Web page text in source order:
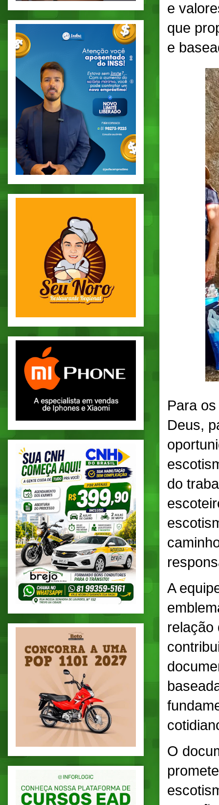
e
que
e
Para
Deus,
do
A
relação
O